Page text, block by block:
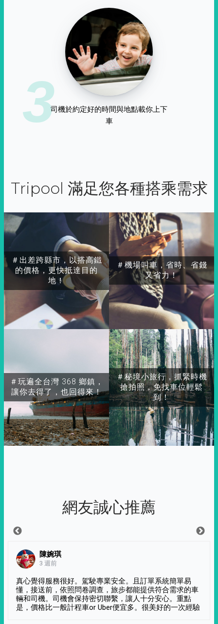
3司機於約定好的時間與地點載你上下
車
Tripool 滿足您各種搭乘需求
＃出差跨縣市，以搭高鐵
的價格，更快抵達目的
地！
＃玩遍全台灣 368 鄉鎮，
讓你去得了，也回得來！
＃秘境小旅行，抓緊時機
搶拍照，免找車位輕鬆
到！
＃機場叫車，省時、省錢
又省力！
網友誠心推薦
陳婉琪
3 週前
真心覺得服務很好。駕駛專業安全。且訂單系統簡單易
懂，接送前，依照問卷調查，旅步都能提供符合需求的車
輛和司機。司機會保持密切聯繫，讓人十分安心。重點
是，價格比一般計程車or Uber便宜多。很美好的一次經驗